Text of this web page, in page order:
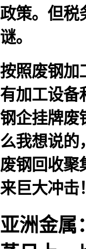
政策。但税
谜。
按照废钢加
有加工设备
钢企挂牌废
么我想说的
废钢回收聚
来巨大冲击！
亚洲金属